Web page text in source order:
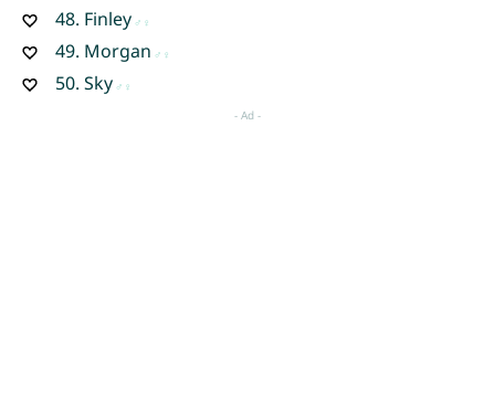
48. Finley
49. Morgan
50. Sky